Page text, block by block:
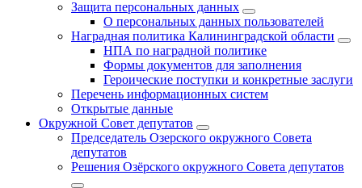
Защита персональных данных
О персональных данных пользователей
Наградная политика Калининградской области
НПА по наградной политике
Формы документов для заполнения
Героические поступки и конкретные заслуги
Перечень информационных систем
Открытые данные
Окружной Совет депутатов
Председатель Озерского окружного Совета
депутатов
Решения Озёрского окружного Совета депутатов